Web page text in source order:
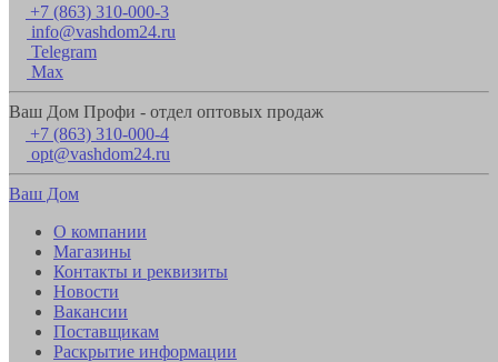
+7 (863) 310-000-3
info@vashdom24.ru
Telegram
Max
Ваш Дом Профи - отдел оптовых продаж
+7 (863) 310-000-4
opt@vashdom24.ru
Ваш Дом
О компании
Магазины
Контакты и реквизиты
Новости
Вакансии
Поставщикам
Раскрытие информации